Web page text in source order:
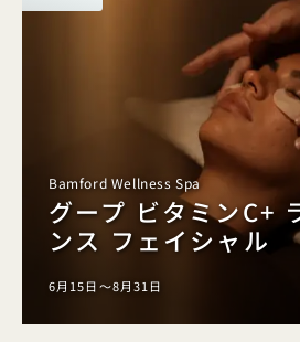
Bamford Wellness Spa
グープ ビタミンC+
ンス フェイシャル
6月15日～8月31日